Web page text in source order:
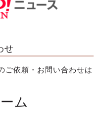
せ
ご依頼・お問い合わせは
ム